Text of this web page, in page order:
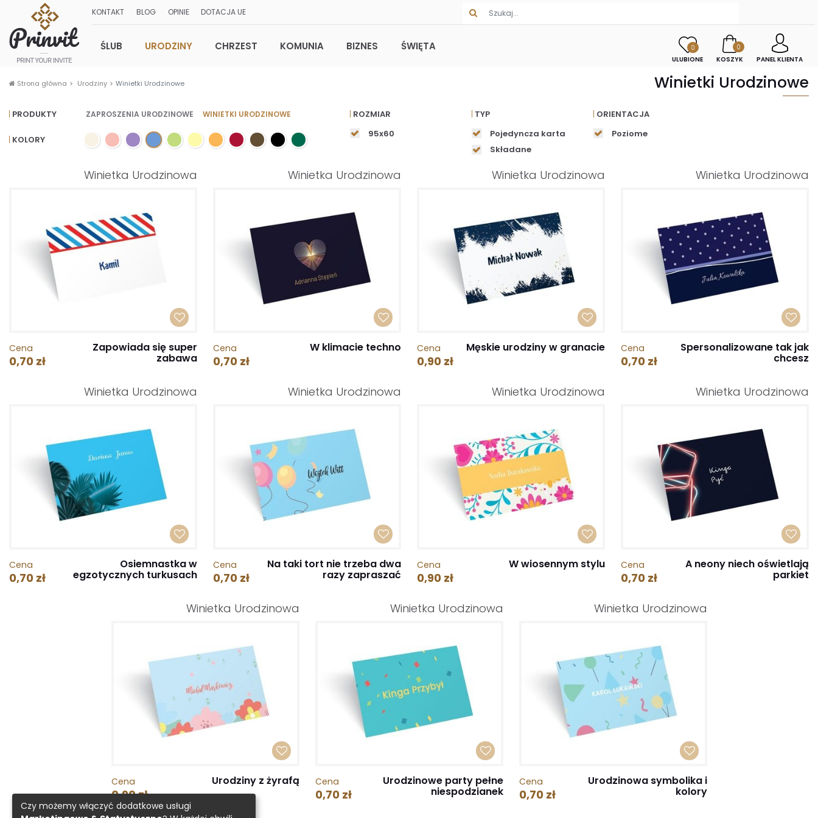
KONTAKT BLOG OPINIE DOTACJA UE
ŚLUB URODZINY CHRZEST KOMUNIA BIZNES ŚWIĘTA
0
ULUBIONE
0
KOSZYK
PANEL KLIENTA
Strona główna Urodziny Winietki Urodzinowe Winietki Urodzinowe
PRODUKTY ZAPROSZENIA URODZINOWE WINIETKI URODZINOWE
KOLORY
ROZMIAR
95x60
TYP
Pojedyncza karta
Składane
ORIENTACJA
Poziome
Winietka Urodzinowa
Cena
0,70 zł
Zapowiada się super
zabawa
Winietka Urodzinowa
Cena
0,70 zł
W klimacie techno
Winietka Urodzinowa
Cena
0,90 zł
Męskie urodziny w granacie
Winietka Urodzinowa
Cena
0,70 zł
Spersonalizowane tak jak
chcesz
Winietka Urodzinowa
Cena
0,70 zł
Osiemnastka w
egzotycznych turkusach
Winietka Urodzinowa
Cena
0,70 zł
Na taki tort nie trzeba dwa
razy zapraszać
Winietka Urodzinowa
Cena
0,90 zł
W wiosennym stylu
Winietka Urodzinowa
Cena
0,70 zł
A neony niech oświetlają
parkiet
Winietka Urodzinowa
Cena
0,90 zł
Urodziny z żyrafą
Winietka Urodzinowa
Cena
0,70 zł
Urodzinowe party pełne
niespodzianek
Winietka Urodzinowa
Cena
0,70 zł
Urodzinowa symbolika i
kolory
Czy możemy włączyć dodatkowe usługi